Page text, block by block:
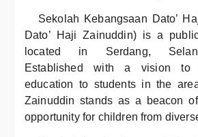
Sekolah Kebangsaan Dato’
Dato’ Haji Zainuddin) is a
located in Serdang,
Established with a vision to
education to students in the
Zainuddin stands as a beacon
opportunity for children from